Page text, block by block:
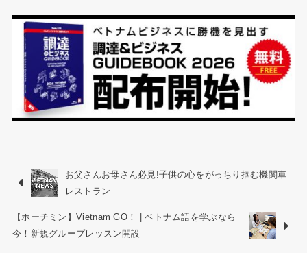
お父さんお母さん必見!子供の心をがっちり掴む機関車
レストラン
【ホーチミン】Vietnam GO！ | ベトナム語を学ぶなら
今！新規グループレッスン開設